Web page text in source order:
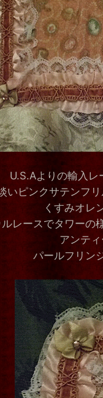
U.S.Aよりの輸入レ
いピンクサテンフリ
くすみオレ
レースでタワーの
アンテ
パールフリン